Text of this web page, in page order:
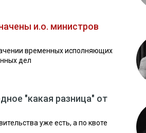
и.о. министров
временных исполняющих
дел
"какая разница" от
уже есть, а по квоте